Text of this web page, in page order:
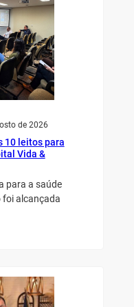
de 2026
10 leitos para
Vida &
para a saúde
foi alcançada